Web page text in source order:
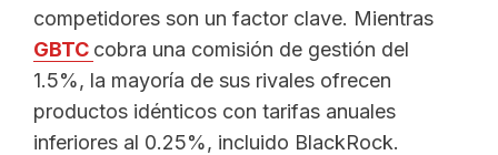
competidores son un factor clave. Mientras
GBTC cobra una comisión de gestión del
1.5%, la mayoría de sus rivales ofrecen
productos idénticos con tarifas anuales
inferiores al 0.25%, incluido BlackRock.